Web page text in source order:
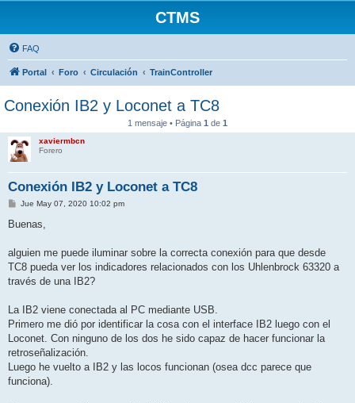
CTMS
FAQ
Portal Foro Circulación TrainController
Conexión IB2 y Loconet a TC8
1 mensaje • Página 1 de 1
xaviermbcn
Forero
Conexión IB2 y Loconet a TC8
M
n
j
e
Jue May 07, 2020 10:02 pm
Buenas,
alguien me puede iluminar sobre la correcta conexión para que desde
TC8 pueda ver los indicadores relacionados con los Uhlenbrock 63320 a
través de una IB2?
La IB2 viene conectada al PC mediante USB.
Primero me dió por identificar la cosa con el interface IB2 luego con el
Loconet. Con ninguno de los dos he sido capaz de hacer funcionar la
retroseñalización.
Luego he vuelto a IB2 y las locos funcionan (osea dcc parece que
funciona).